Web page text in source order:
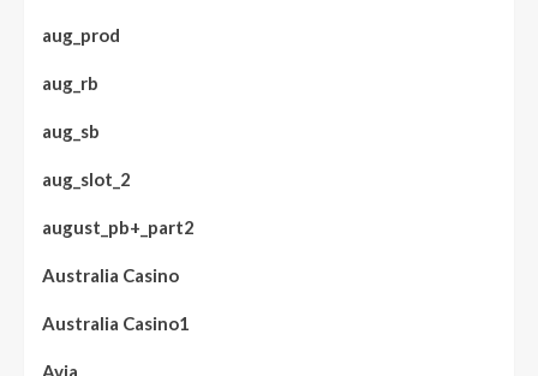
aug_prod
aug_rb
aug_sb
aug_slot_2
august_pb+_part2
Australia Casino
Australia Casino1
Avia